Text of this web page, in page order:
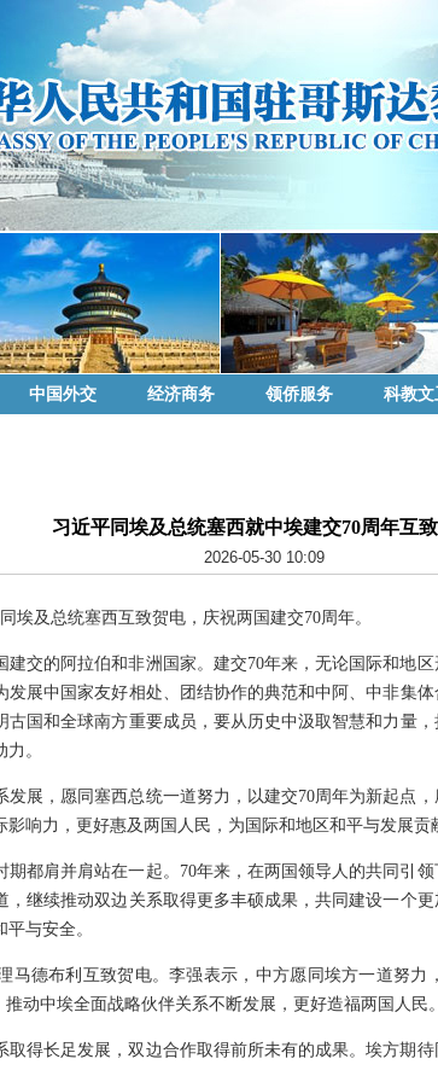
中国外交 经济商务 领侨服务 科教文
习近平同埃及总统塞西就中埃建交70周年互
2026-05-30 10:09
埃及总统塞西互致贺电，庆祝两国建交70周年。
建交的阿拉伯和非洲国家。建交70年来，无论国际和地
发展中国家友好相处、团结协作的典范和中阿、中非集
古国和全球南方重要成员，要从历史中汲取智慧和力量
。
发展，愿同塞西总统一道努力，以建交70周年为新起点
响力，更好惠及两国人民，为国际和地区和平与发展贡
期都肩并肩站在一起。70年来，在两国领导人的共同引
，继续推动双边关系取得更多丰硕成果，共同建设一个
与安全。
马德布利互致贺电。李强表示，中方愿同埃方一道努
动中埃全面战略伙伴关系不断发展，更好造福两国人民。
取得长足发展，双边合作取得前所未有的成果。埃方期